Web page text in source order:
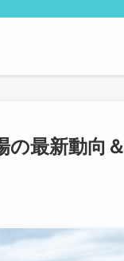
の最新動向＆